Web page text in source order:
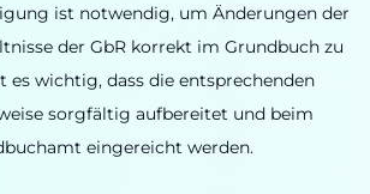
ist notwendig, um Änderungen der
der GbR korrekt im Grundbuch zu
es wichtig, dass die entsprechenden
sorgfältig aufbereitet und beim
eingereicht werden.